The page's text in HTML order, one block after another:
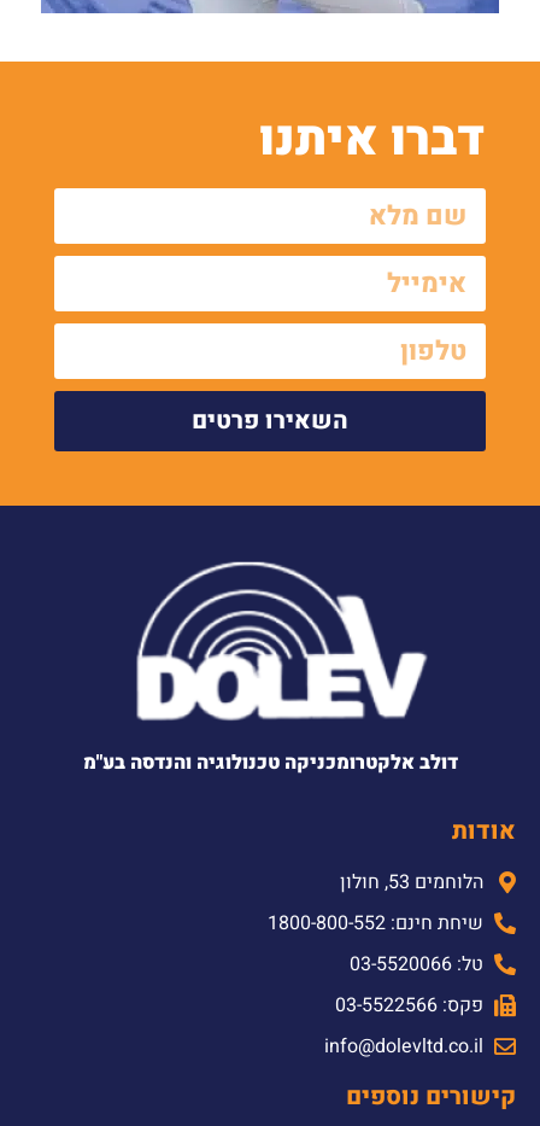
דברו איתנו
השאירו פרטים
דולב אלקטרומכניקה טכנולוגיה והנדסה בע"מ
אודות
הלוחמים 53, חולון
שיחת חינם: 1800-800-552
טל: 03-5520066
פקס: 03-5522566
info@dolevltd.co.il
קישורים נוספים